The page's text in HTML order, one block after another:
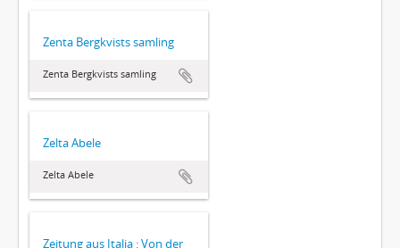
Zenta Bergkvists samling
Zenta Bergkvists samling
Zelta Abele
Zelta Abele
Zeitung aus Italia : Von der